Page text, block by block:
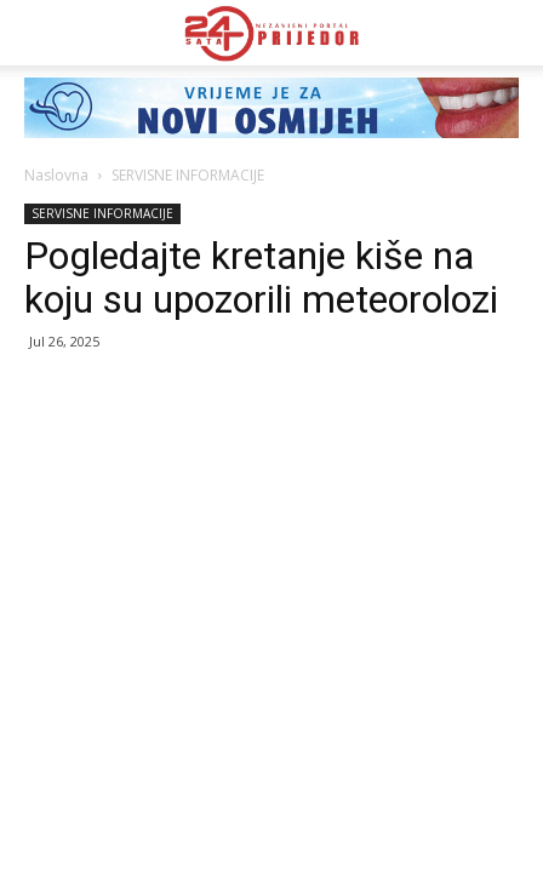
Naslovna SERVISNE INFORMACIJE
SERVISNE INFORMACIJE
Pogledajte kretanje kiše na
koju su upozorili meteorolozi
Jul 26, 2025